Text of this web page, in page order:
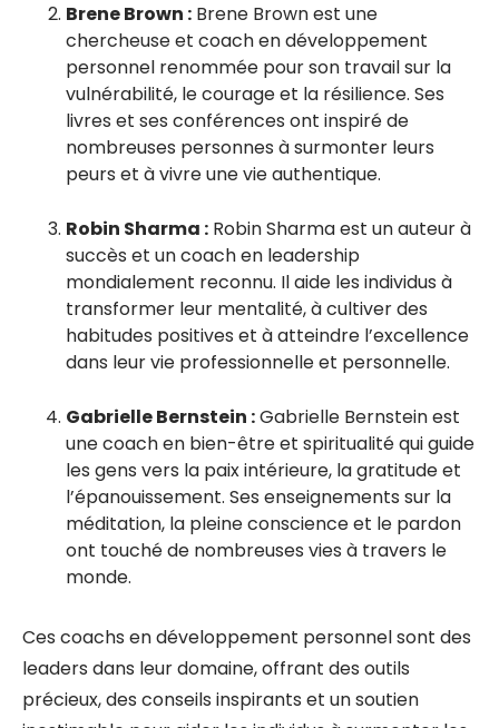
Brene Brown : Brene Brown est une
chercheuse et coach en développement
personnel renommée pour son travail sur la
vulnérabilité, le courage et la résilience. Ses
livres et ses conférences ont inspiré de
nombreuses personnes à surmonter leurs
peurs et à vivre une vie authentique.
Robin Sharma : Robin Sharma est un auteur à
succès et un coach en leadership
mondialement reconnu. Il aide les individus à
transformer leur mentalité, à cultiver des
habitudes positives et à atteindre l’excellence
dans leur vie professionnelle et personnelle.
Gabrielle Bernstein :Gabrielle Bernstein est
une coach en bien-être et spiritualité qui guide
les gens vers la paix intérieure, la gratitude et
l’épanouissement. Ses enseignements sur la
méditation, la pleine conscience et le pardon
ont touché de nombreuses vies à travers le
monde.
Ces coachs en développement personnel sont des
leaders dans leur domaine, offrant des outils
précieux, des conseils inspirants et un soutien